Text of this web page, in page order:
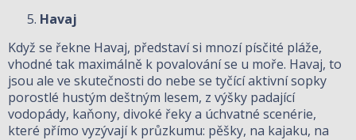
Havaj
Když se řekne Havaj, představí si mnozí písčité pláže,
vhodné tak maximálně k povalování se u moře. Havaj, to
jsou ale ve skutečnosti do nebe se tyčící aktivní sopky
porostlé hustým deštným lesem, z výšky padající
vodopády, kaňony, divoké řeky a úchvatné scenérie,
které přímo vyzývají k průzkumu: pěšky, na kajaku, na